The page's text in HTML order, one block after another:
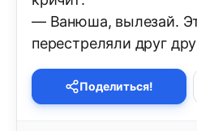
— Ванюша, вылезай.
перестреляли друг
Поделиться!